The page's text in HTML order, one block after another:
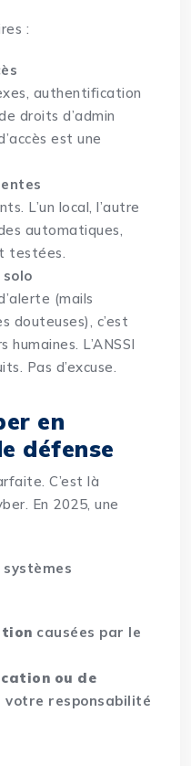
:
authentification
droits d’admin
est une
L’un local, l’autre
automatiques,
testées.
(mails
douteuses), c’est
L’ANSSI
Pas d’excuse.
en
défense
C’est là
En 2025, une
causées par le
ou de
votre responsabilité